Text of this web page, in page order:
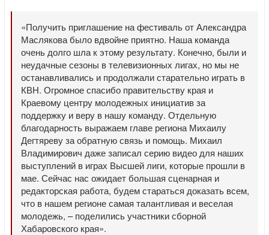
«Получить приглашение на фестиваль от Александра
Маслякова было вдвойне приятно. Наша команда
очень долго шла к этому результату. Конечно, были и
неудачные сезоны в телевизионных лигах, но мы не
останавливались и продолжали старательно играть в
КВН. Огромное спасибо правительству края и
Краевому центру молодежных инициатив за
поддержку и веру в нашу команду. Отдельную
благодарность выражаем главе региона Михаилу
Дегтяреву за обратную связь и помощь. Михаил
Владимирович даже записал серию видео для наших
выступлений в играх Высшей лиги, которые прошли в
мае. Сейчас нас ожидает большая сценарная и
редакторская работа, будем стараться доказать всем,
что в нашем регионе самая талантливая и веселая
молодежь, – поделились участники сборной
Хабаровского края».